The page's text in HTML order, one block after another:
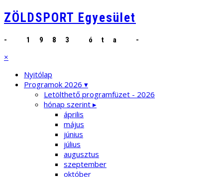
ZÖLDSPORT Egyesület
- 1983 óta -
×
Nyitólap
Programok 2026 ▾
Letölthető programfüzet - 2026
hónap szerint ▸
április
május
június
július
augusztus
szeptember
október